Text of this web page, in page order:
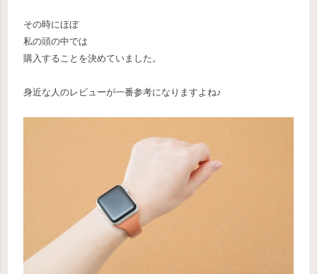
その時にほぼ
私の頭の中では
購入することを決めていました。
身近な人のレビューが一番参考になりますよね♪